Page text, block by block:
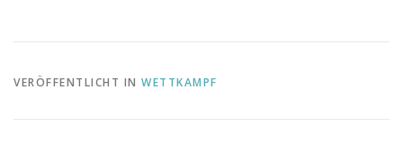
VERÖFFENTLICHT IN WETTKAMPF